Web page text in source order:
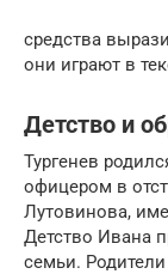
средства
они играют в
Детство и
Тургенев
офицером в
Лутовинова,
Детство Ивана
семьи.